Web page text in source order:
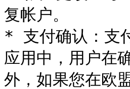
复帐户。
* 支付确认：支
应用中，用户在
外，如果您在欧